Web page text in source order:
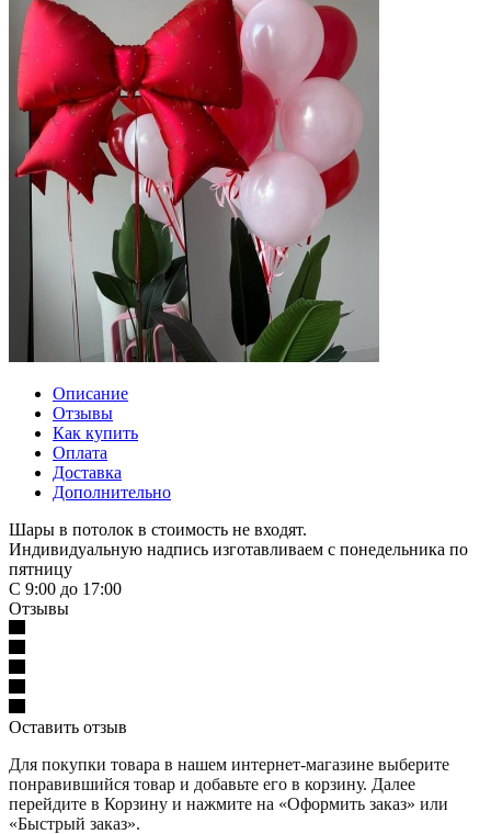
Описание
Отзывы
Как купить
Оплата
Доставка
Дополнительно
Шары в потолок в стоимость не входят.
Индивидуальную надпись изготавливаем с понедельника по
пятницу
С 9:00 до 17:00
Отзывы
Оставить отзыв
Для покупки товара в нашем интернет-магазине выберите
понравившийся товар и добавьте его в корзину. Далее
перейдите в Корзину и нажмите на «Оформить заказ» или
«Быстрый заказ».